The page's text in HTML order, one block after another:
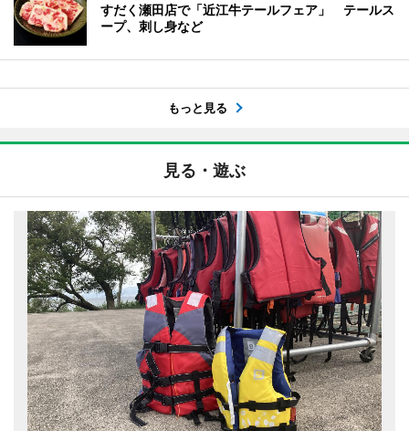
すだく瀬田店で「近江牛テールフェア」 テールス
ープ、刺し身など
もっと見る
見る・遊ぶ